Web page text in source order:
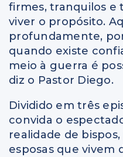
firmes, tranquilos e
viver o propósito.
profundamente,
quando existe
meio à guerra é
diz o Pastor Diego.
Dividido em três
convida o
realidade de
esposas que vivem